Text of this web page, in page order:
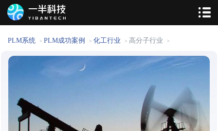
PLM系统 > PLM成功案例 > 化工行业 > 高分子行业 >